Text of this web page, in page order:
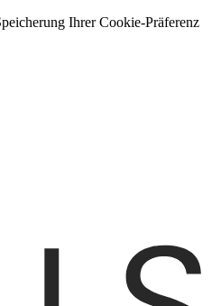
Ihrer Cookie-Präferenz